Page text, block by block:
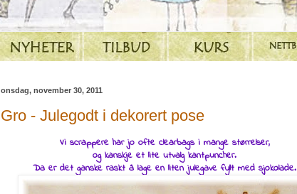
onsdag, november 30, 2011
Gro - Julegodt i dekorert pose
Vi scrappere har jo ofte clearbags i mange størrelser,
og kanskje et lite utvalg kantpuncher .
Da er det ganske raskt å lage en liten julegave fyllt med sjokolade.